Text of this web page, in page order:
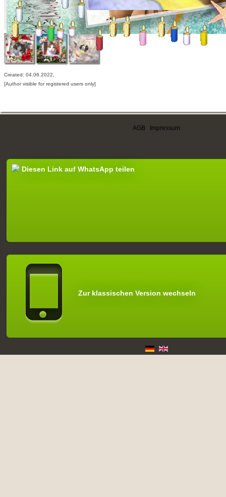
Created: 04.06.2022,
[Author visible for registered users only]
AGB Impressum
Diesen Link auf WhatsApp teilen
Zur klassischen Version wechseln